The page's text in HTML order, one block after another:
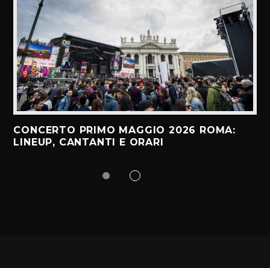
CONCERTO PRIMO MAGGIO 2026 ROMA:
LINEUP, CANTANTI E ORARI